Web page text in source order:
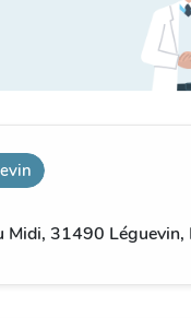
Midi, 31490 Léguevin,